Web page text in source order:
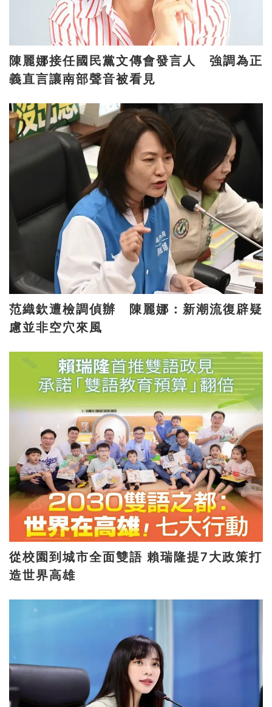
陳麗娜接任國民黨文傳會發言人 強調為正
義直言讓南部聲音被看見
范織欽遭檢調偵辦 陳麗娜：新潮流復辟疑
慮並非空穴來風
從校園到城市全面雙語 賴瑞隆提7大政策打
造世界高雄